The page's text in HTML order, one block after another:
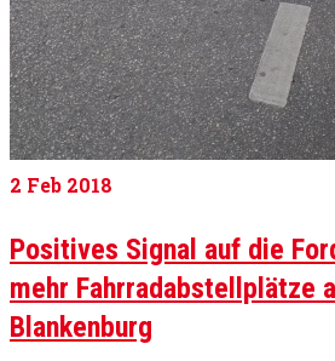
2 Feb 2018
Positives Signal auf die
mehr Fahrradabstellplätze
Blankenburg